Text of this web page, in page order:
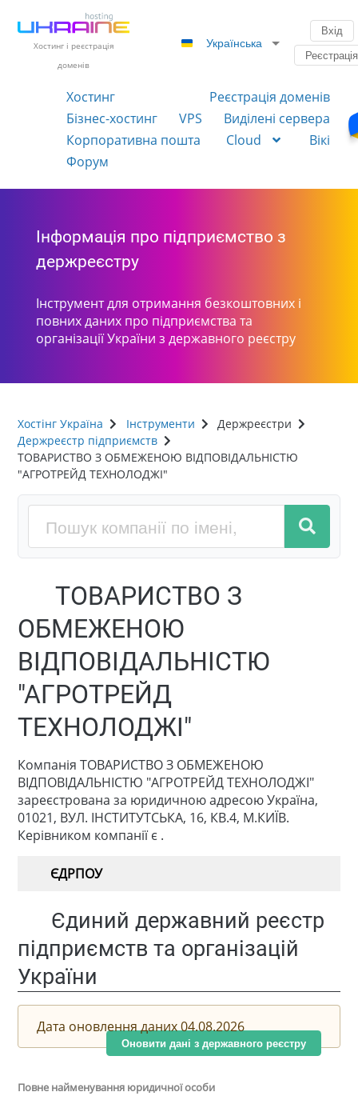
Хостинг і реєстрація
доменів
Українська
Вхід
Реєстрація
Хостинг
Реєстрація доменів
Бізнес-хостинг
VPS
Виділені сервера
Корпоративна пошта
Cloud
Вікі
Форум
Інформація про підприємство з
держреєстру
Інструмент для отримання безкоштовних і
повних даних про підприємства та
організації України з державного реєстру
Хостінг Україна Інструменти
Держреєстри
Держреєстр підприємств
ТОВАРИСТВО З ОБМЕЖЕНОЮ ВІДПОВІДАЛЬНІСТЮ
"АГРОТРЕЙД ТЕХНОЛОДЖІ"
ТОВАРИСТВО З
ОБМЕЖЕНОЮ
ВІДПОВІДАЛЬНІСТЮ
"АГРОТРЕЙД
ТЕХНОЛОДЖІ"
Компанія ТОВАРИСТВО З ОБМЕЖЕНОЮ
ВІДПОВІДАЛЬНІСТЮ "АГРОТРЕЙД ТЕХНОЛОДЖІ"
зареєстрована за юридичною адресою Україна,
01021, ВУЛ. ІНСТИТУТСЬКА, 16, КВ.4, М.КИЇВ.
Керівником компанії є .
ЄДРПОУ
Єдиний державний реєстр
підприємств та організацій
України
Дата оновлення даних 04.08.2026
Оновити дані з державного реєстру
Повне найменування юридичної особи